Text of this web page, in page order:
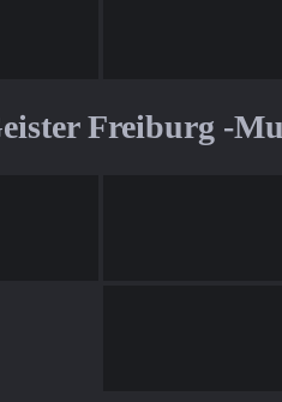
Freiburg -